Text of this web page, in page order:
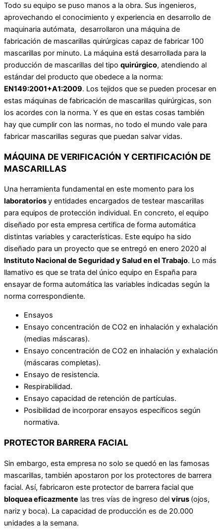
Todo su equipo se puso manos a la obra. Sus ingenieros,
aprovechando el conocimiento y experiencia en desarrollo de
maquinaria autómata, desarrollaron una máquina de
fabricación de mascarillas quirúrgicas capaz de fabricar 100
mascarillas por minuto. La máquina está desarrollada para la
producción de mascarillas del tipo quirúrgico, atendiendo al
estándar del producto que obedece a la norma:
EN149:2001+A1:2009. Los tejidos que se pueden procesar en
estas máquinas de fabricación de mascarillas quirúrgicas, son
los acordes con la norma. Y es que en estas cosas también
hay que cumplir con las normas, no todo el mundo vale para
fabricar mascarillas seguras que puedan salvar vidas.
MÁQUINA DE VERIFICACIÓN Y CERTIFICACIÓN DE
MASCARILLAS
Una herramienta fundamental en este momento para los
laboratoriosy entidades encargados de testear mascarillas
para equipos de protección individual. En concreto, el equipo
diseñado por esta empresa certifica de forma automática
distintas variables y características. Este equipo ha sido
diseñado para un proyecto que se entregó en enero 2020 al
Instituto Nacional de Seguridad y Salud en el Trabajo. Lo más
llamativo es que se trata del único equipo en España para
ensayar de forma automática las variables indicadas según la
norma correspondiente.
Ensayos
Ensayo concentración de CO2 en inhalación y exhalación
(medias máscaras).
Ensayo concentración de CO2 en inhalación y exhalación
(máscaras completas).
Ensayo de resistencia.
Respirabilidad.
Ensayo capacidad de retención de partículas.
Posibilidad de incorporar ensayos específicos según
normativa.
PROTECTOR BARRERA FACIAL
Sin embargo, esta empresa no solo se quedó en las famosas
mascarillas, también apostaron por los protectores de barrera
facial. Así, fabricaron este protector de barrera facial que
bloquea eficazmente las tres vías de ingreso del virus (ojos,
nariz y boca). La capacidad de producción es de 20.000
unidades a la semana.